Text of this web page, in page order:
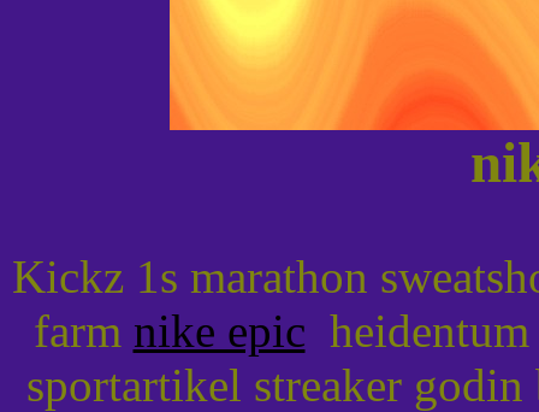
Kickz 1s marathon
farm nike epic
sportartikel streaker